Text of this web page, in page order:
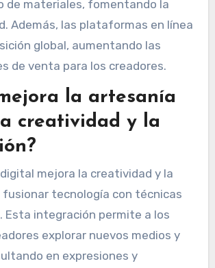
de materiales, fomentando la
Además, las plataformas en línea
global, aumentando las
de venta para los creadores.
la artesanía
creatividad y la
mejora la creatividad y la
fusionar tecnología con técnicas
Esta integración permite a los
explorar nuevos medios y
en expresiones y